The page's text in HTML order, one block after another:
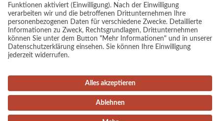
© Copyright - Luis Elias | Webdesign & Umsetzung:cambium digital